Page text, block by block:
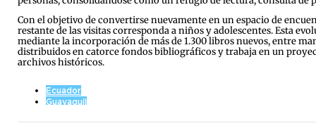
Con el objetivo de convertirse nuevamente en un espacio de
restante de las visitas corresponda a niños y adolescentes. Esta
mediante la incorporación de más de 1.300 libros nuevos, entre
distribuidos en catorce fondos bibliográficos y trabaja en un
archivos históricos.
Ecuador
Guayaquil